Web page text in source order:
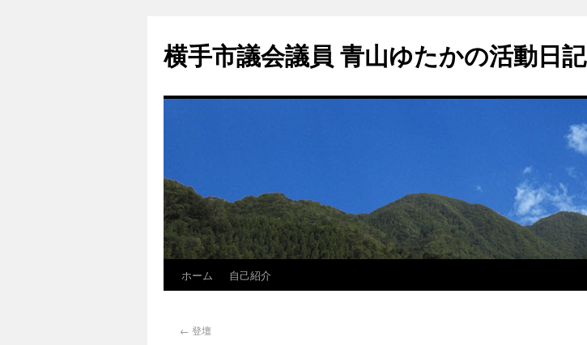
横手市議会議員 青山ゆたかの活動日記
ホーム 自己紹介
← 登壇